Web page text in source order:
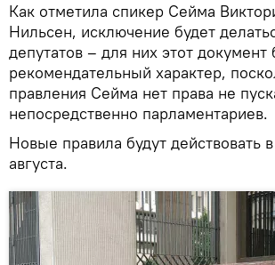
Как отметила спикер Сейма
Нильсен, исключение будет
депутатов – для них этот документ
рекомендательный характер,
правления Сейма нет права не
непосредственно парламентариев.
Новые правила будут действовать
августа.